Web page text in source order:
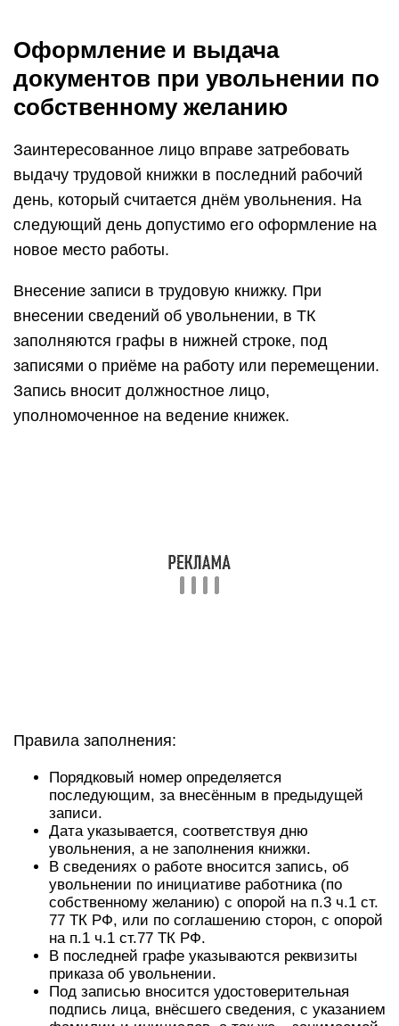
Оформление и выдача
документов при увольнении по
собственному желанию
Заинтересованное лицо вправе затребовать
выдачу трудовой книжки в последний рабочий
день, который считается днём увольнения. На
следующий день допустимо его оформление на
новое место работы.
Внесение записи в трудовую книжку. При
внесении сведений об увольнении, в ТК
заполняются графы в нижней строке, под
записями о приёме на работу или перемещении.
Запись вносит должностное лицо,
уполномоченное на ведение книжек.
Правила заполнения:
Порядковый номер определяется
последующим, за внесённым в предыдущей
записи.
Дата указывается, соответствуя дню
увольнения, а не заполнения книжки.
В сведениях о работе вносится запись, об
увольнении по инициативе работника (по
собственному желанию) с опорой на п.3 ч.1 ст.
77 ТК РФ, или по соглашению сторон, с опорой
на п.1 ч.1 ст.77 ТК РФ.
В последней графе указываются реквизиты
приказа об увольнении.
Под записью вносится удостоверительная
подпись лица, внёсшего сведения, с указанием